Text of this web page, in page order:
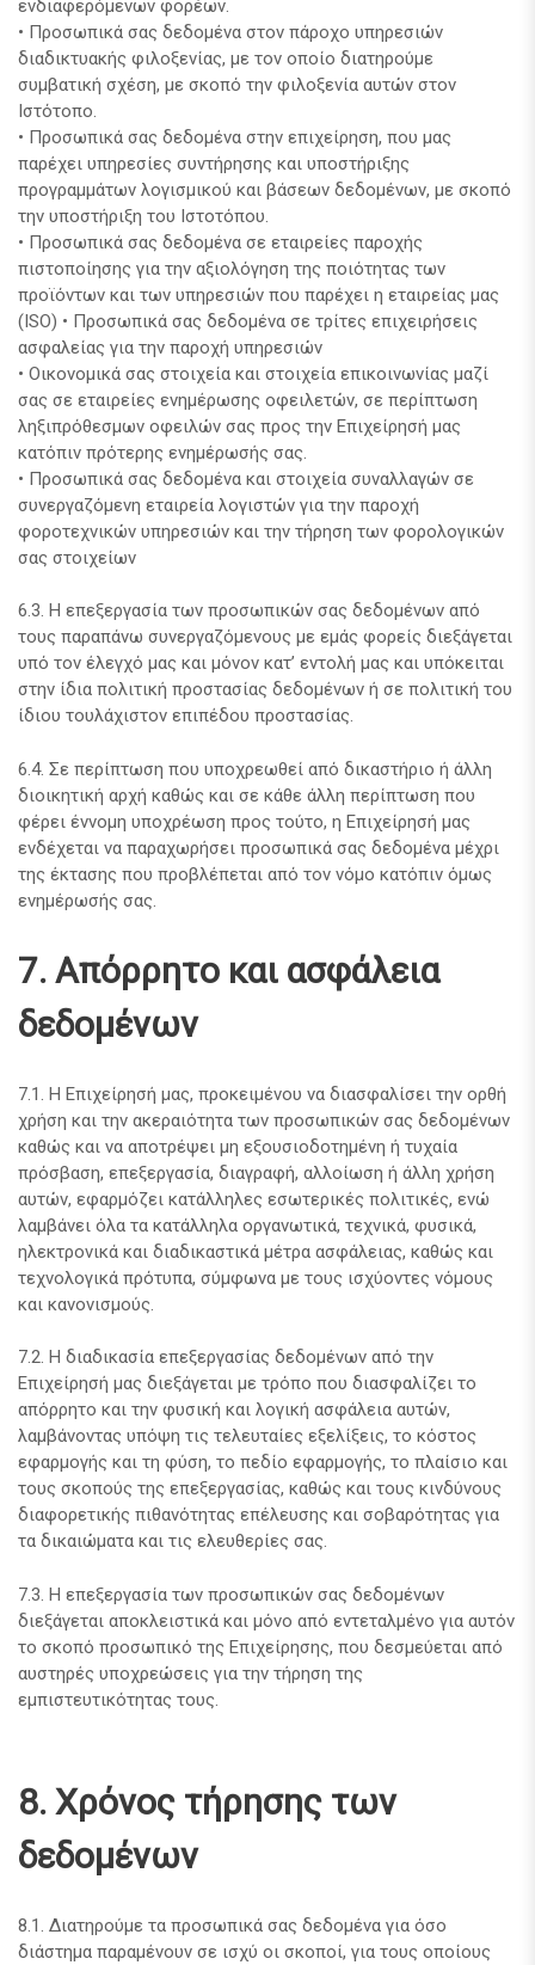
ενδιαφερόμενων φορέων.
• Προσωπικά σας δεδομένα στον πάροχο υπηρεσιών
διαδικτυακής φιλοξενίας, με τον οποίο διατηρούμε
συμβατική σχέση, με σκοπό την φιλοξενία αυτών στον
Ιστότοπο.
• Προσωπικά σας δεδομένα στην επιχείρηση, που μας
παρέχει υπηρεσίες συντήρησης και υποστήριξης
προγραμμάτων λογισμικού και βάσεων δεδομένων, με σκοπό
την υποστήριξη του Ιστοτόπου.
• Προσωπικά σας δεδομένα σε εταιρείες παροχής
πιστοποίησης για την αξιολόγηση της ποιότητας των
προϊόντων και των υπηρεσιών που παρέχει η εταιρείας μας
(ISO) • Προσωπικά σας δεδομένα σε τρίτες επιχειρήσεις
ασφαλείας για την παροχή υπηρεσιών
• Οικονομικά σας στοιχεία και στοιχεία επικοινωνίας μαζί
σας σε εταιρείες ενημέρωσης οφειλετών, σε περίπτωση
ληξιπρόθεσμων οφειλών σας προς την Επιχείρησή μας
κατόπιν πρότερης ενημέρωσής σας.
• Προσωπικά σας δεδομένα και στοιχεία συναλλαγών σε
συνεργαζόμενη εταιρεία λογιστών για την παροχή
φοροτεχνικών υπηρεσιών και την τήρηση των φορολογικών
σας στοιχείων
6.3. Η επεξεργασία των προσωπικών σας δεδομένων από
τους παραπάνω συνεργαζόμενους με εμάς φορείς διεξάγεται
υπό τον έλεγχό μας και μόνον κατ’ εντολή μας και υπόκειται
στην ίδια πολιτική προστασίας δεδομένων ή σε πολιτική του
ίδιου τουλάχιστον επιπέδου προστασίας.
6.4. Σε περίπτωση που υποχρεωθεί από δικαστήριο ή άλλη
διοικητική αρχή καθώς και σε κάθε άλλη περίπτωση που
φέρει έννομη υποχρέωση προς τούτο, η Επιχείρησή μας
ενδέχεται να παραχωρήσει προσωπικά σας δεδομένα μέχρι
της έκτασης που προβλέπεται από τον νόμο κατόπιν όμως
ενημέρωσής σας.
7. Απόρρητο και ασφάλεια
δεδομένων
7.1. Η Επιχείρησή μας, προκειμένου να διασφαλίσει την ορθή
χρήση και την ακεραιότητα των προσωπικών σας δεδομένων
καθώς και να αποτρέψει μη εξουσιοδοτημένη ή τυχαία
πρόσβαση, επεξεργασία, διαγραφή, αλλοίωση ή άλλη χρήση
αυτών, εφαρμόζει κατάλληλες εσωτερικές πολιτικές, ενώ
λαμβάνει όλα τα κατάλληλα οργανωτικά, τεχνικά, φυσικά,
ηλεκτρονικά και διαδικαστικά μέτρα ασφάλειας, καθώς και
τεχνολογικά πρότυπα, σύμφωνα με τους ισχύοντες νόμους
και κανονισμούς.
7.2. Η διαδικασία επεξεργασίας δεδομένων από την
Επιχείρησή μας διεξάγεται με τρόπο που διασφαλίζει το
απόρρητο και την φυσική και λογική ασφάλεια αυτών,
λαμβάνοντας υπόψη τις τελευταίες εξελίξεις, το κόστος
εφαρμογής και τη φύση, το πεδίο εφαρμογής, το πλαίσιο και
τους σκοπούς της επεξεργασίας, καθώς και τους κινδύνους
διαφορετικής πιθανότητας επέλευσης και σοβαρότητας για
τα δικαιώματα και τις ελευθερίες σας.
7.3. Η επεξεργασία των προσωπικών σας δεδομένων
διεξάγεται αποκλειστικά και μόνο από εντεταλμένο για αυτόν
το σκοπό προσωπικό της Επιχείρησης, που δεσμεύεται από
αυστηρές υποχρεώσεις για την τήρηση της
εμπιστευτικότητας τους.
8. Χρόνος τήρησης των
δεδομένων
8.1. Διατηρούμε τα προσωπικά σας δεδομένα για όσο
διάστημα παραμένουν σε ισχύ οι σκοποί, για τους οποίους